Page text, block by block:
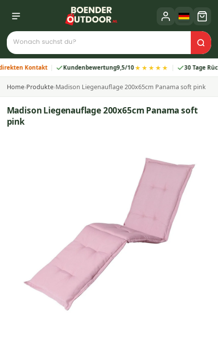
Kontakt Kundenbewertung9,5/10★★★★★ 30 Tage
Home›Produkte›Madison Liegenauflage 200x65cm Panama soft pink
Madison Liegenauflage 200x65cm Panama soft
pink